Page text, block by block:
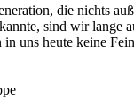
die nichts
sind wir lange
in uns heute keine